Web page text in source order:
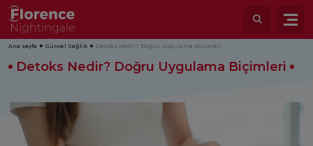
Ana sayfa Güncel Sağlık Detoks Nedir? Doğru Uygulama Biçimleri
Detoks Nedir? Doğru Uygulama Biçimleri